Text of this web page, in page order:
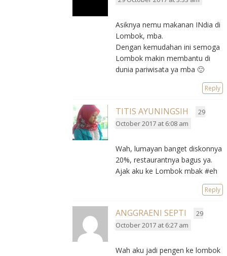
Asiknya nemu makanan INdia di
Lombok, mba.
Dengan kemudahan ini semoga
Lombok makin membantu di
dunia pariwisata ya mba 🙂
Reply
TITIS AYUNINGSIH
29
October 2017 at 6:08 am
Wah, lumayan banget diskonnya
20%, restaurantnya bagus ya.
Ajak aku ke Lombok mbak #eh
Reply
ANGGRAENI SEPTI
29
October 2017 at 6:27 am
Wah aku jadi pengen ke lombok